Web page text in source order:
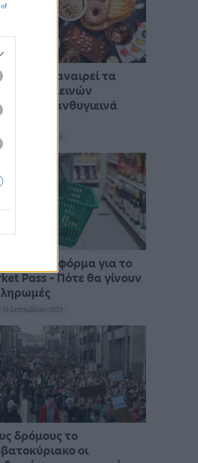
of
στους 4 αναιρεί τα
των υγιεινών
με ανθυγιεινά
15 Σεπτεμβρίου 2023
η πλατφόρμα για το
Pass – Πότε θα γίνουν
15 Σεπτεμβρίου 2023
δρόμους το
οι